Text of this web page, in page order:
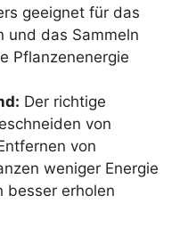
geeignet für das
und das Sammeln
Pflanzenenergie
Der richtige
von
von
weniger Energie
besser erholen